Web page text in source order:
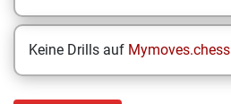
Keine Drills auf